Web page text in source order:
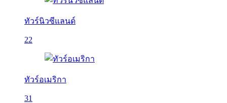
ทัวร์นิวซีแลนด์
22
ทัวร์อเมริกา
31